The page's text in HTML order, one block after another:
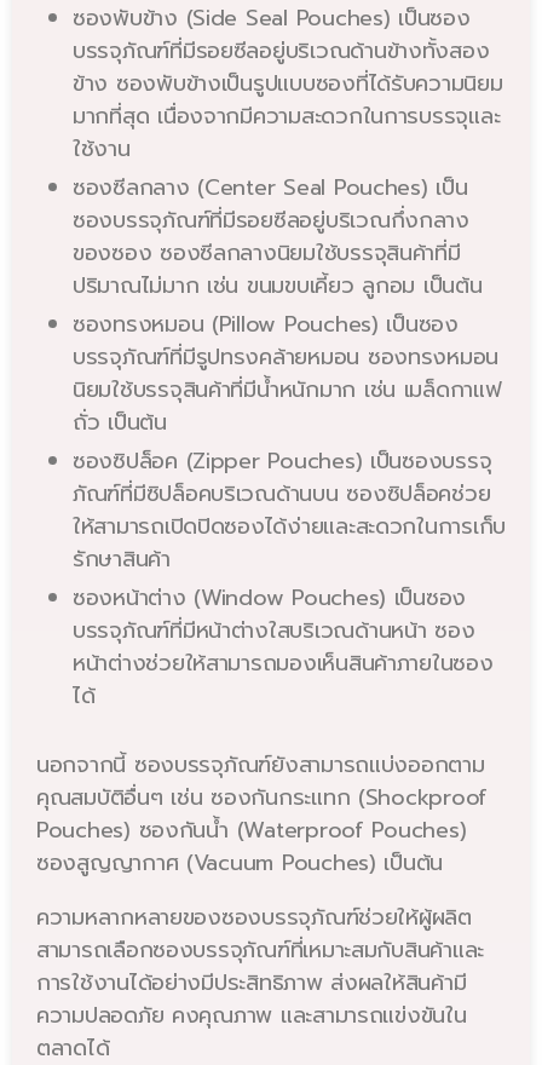
ซองพับข้าง (Side Seal Pouches) เป็นซอง
บรรจุภัณฑ์ที่มีรอยซีลอยู่บริเวณด้านข้างทั้งสอง
ข้าง ซองพับข้างเป็นรูปแบบซองที่ได้รับความนิยม
มากที่สุด เนื่องจากมีความสะดวกในการบรรจุและ
ใช้งาน
ซองซีลกลาง (Center Seal Pouches) เป็น
ซองบรรจุภัณฑ์ที่มีรอยซีลอยู่บริเวณกึ่งกลาง
ของซอง ซองซีลกลางนิยมใช้บรรจุสินค้าที่มี
ปริมาณไม่มาก เช่น ขนมขบเคี้ยว ลูกอม เป็นต้น
ซองทรงหมอน (Pillow Pouches) เป็นซอง
บรรจุภัณฑ์ที่มีรูปทรงคล้ายหมอน ซองทรงหมอน
นิยมใช้บรรจุสินค้าที่มีน้ำหนักมาก เช่น เมล็ดกาแฟ
ถั่ว เป็นต้น
ซองซิปล็อค (Zipper Pouches) เป็นซองบรรจุ
ภัณฑ์ที่มีซิปล็อคบริเวณด้านบน ซองซิปล็อคช่วย
ให้สามารถเปิดปิดซองได้ง่ายและสะดวกในการเก็บ
รักษาสินค้า
ซองหน้าต่าง (Window Pouches) เป็นซอง
บรรจุภัณฑ์ที่มีหน้าต่างใสบริเวณด้านหน้า ซอง
หน้าต่างช่วยให้สามารถมองเห็นสินค้าภายในซอง
ได้
นอกจากนี้ ซองบรรจุภัณฑ์ยังสามารถแบ่งออกตาม
คุณสมบัติอื่นๆ เช่น ซองกันกระแทก (Shockproof
Pouches) ซองกันน้ำ (Waterproof Pouches)
ซองสูญญากาศ (Vacuum Pouches) เป็นต้น
ความหลากหลายของซองบรรจุภัณฑ์ช่วยให้ผู้ผลิต
สามารถเลือกซองบรรจุภัณฑ์ที่เหมาะสมกับสินค้าและ
การใช้งานได้อย่างมีประสิทธิภาพ ส่งผลให้สินค้ามี
ความปลอดภัย คงคุณภาพ และสามารถแข่งขันใน
ตลาดได้